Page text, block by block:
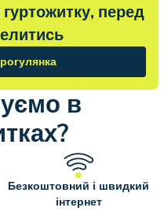
перед
в
Безкоштовний і швидкий
інтернет